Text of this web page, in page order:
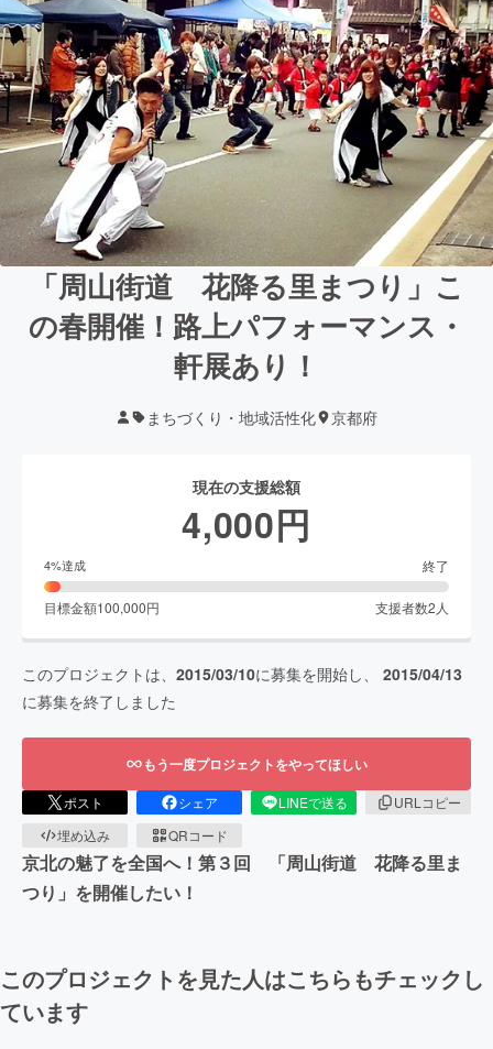
「周山街道 花降る里まつり」こ
の春開催！路上パフォーマンス・
軒展あり！
まちづくり・地域活性化 京都府
現在の支援総額
4,000円
4%達成 終了
目標金額100,000円 支援者数2 人
このプロジェクトは、 2015/03/10に募集を開始し、 2015/04/13
に募集を終了しました
もう一度プロジェクトをやってほしい
ポスト シェア LINEで送る
URLコピー
埋め込み
QRコード
京北の魅了を全国へ！第３回 「周山街道 花降る里ま
つり」を開催したい！
このプロジェクトを見た人はこちらもチェックし
ています